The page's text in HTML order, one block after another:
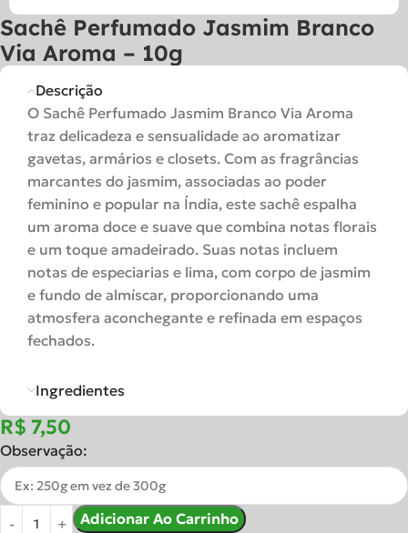
Sachê Perfumado Jasmim Branco
Via Aroma – 10g
Descrição
O Sachê Perfumado Jasmim Branco Via Aroma
traz delicadeza e sensualidade ao aromatizar
gavetas, armários e closets. Com as fragrâncias
marcantes do jasmim, associadas ao poder
feminino e popular na Índia, este sachê espalha
um aroma doce e suave que combina notas florais
e um toque amadeirado. Suas notas incluem
notas de especiarias e lima, com corpo de jasmim
e fundo de almíscar, proporcionando uma
atmosfera aconchegante e refinada em espaços
fechados.
Ingredientes
R$
Observação:
Adicionar Ao Carrinho